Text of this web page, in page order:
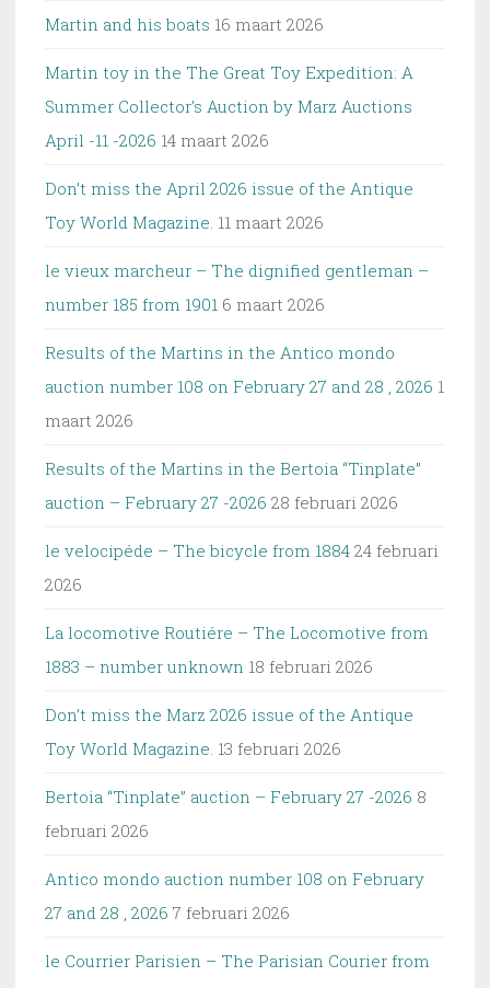
Martin and his boats 16 maart 2026
Martin toy in the The Great Toy Expedition: A
Summer Collector’s Auction by Marz Auctions
April -11 -2026 14 maart 2026
Don’t miss the April 2026 issue of the Antique
Toy World Magazine. 11 maart 2026
le vieux marcheur – The dignified gentleman –
number 185 from 1901 6 maart 2026
Results of the Martins in the Antico mondo
auction number 108 on February 27 and 28 , 2026 1
maart 2026
Results of the Martins in the Bertoia “Tinplate”
auction – February 27 -2026 28 februari 2026
le velocipéde – The bicycle from 1884 24 februari
2026
La locomotive Routiére – The Locomotive from
1883 – number unknown 18 februari 2026
Don’t miss the Marz 2026 issue of the Antique
Toy World Magazine. 13 februari 2026
Bertoia “Tinplate” auction – February 27 -2026 8
februari 2026
Antico mondo auction number 108 on February
27 and 28 , 2026 7 februari 2026
le Courrier Parisien – The Parisian Courier from